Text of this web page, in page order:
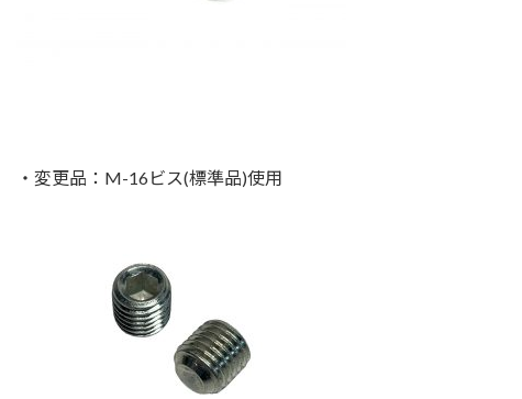
・変更品：M-16ビス(標準品)使用